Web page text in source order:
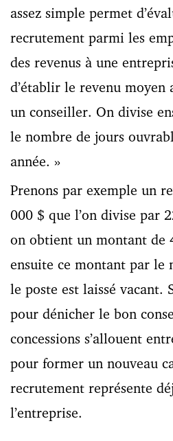
assez simple permet
recrutement parmi les
des revenus à une
d’établir le revenu moyen
un conseiller. On divise
le nombre de jours
année. »
Prenons par exemple un
000 $ que l’on divise par
on obtient un montant de
ensuite ce montant par le
le poste est laissé vacant.
pour dénicher le bon
concessions s’allouent
pour former un nouveau
recrutement représente
l’entreprise.